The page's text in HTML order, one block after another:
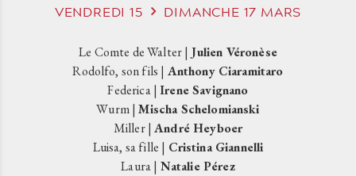
VENDREDI 15 DIMANCHE 17 MARS
Le Comte de Walter | Julien Véronèse
Rodolfo, son fils | Anthony Ciaramitaro
Federica |Irene Savignano
Wurm |Mischa Schelomianski
Miller |André Heyboer
Luisa, sa fille | Cristina Giannelli
Laura | Natalie Pérez